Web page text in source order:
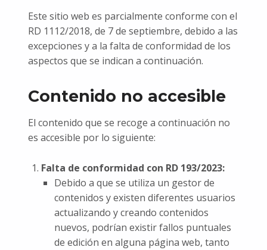
Este sitio web es parcialmente conforme con el
RD 1112/2018, de 7 de septiembre, debido a las
excepciones y a la falta de conformidad de los
aspectos que se indican a continuación.
Contenido no accesible
El contenido que se recoge a continuación no
es accesible por lo siguiente:
Falta de conformidad con RD 193/2023:
Debido a que se utiliza un gestor de
contenidos y existen diferentes usuarios
actualizando y creando contenidos
nuevos, podrían existir fallos puntuales
de edición en alguna página web, tanto